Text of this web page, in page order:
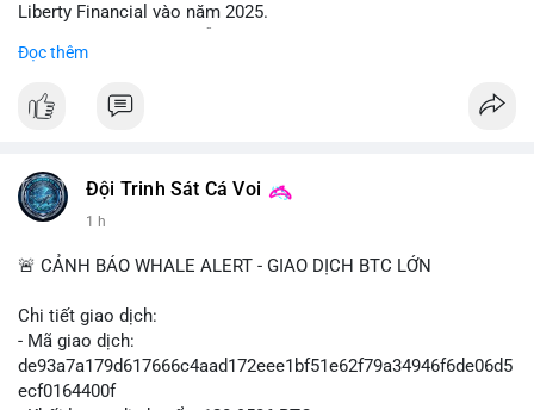
Liberty Financial vào năm 2025.
#vlikevn #titanbot
Đọc thêm
Đội Trinh Sát Cá Voi
1 h
🚨 CẢNH BÁO WHALE ALERT - GIAO DỊCH BTC LỚN
Chi tiết giao dịch:
- Mã giao dịch:
de93a7a179d617666c4aad172eee1bf51e62f79a34946f6de06d5
ecf0164400f